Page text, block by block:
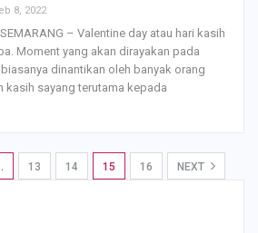
8, 2022
– Valentine day atau hari kasih
Moment yang akan dirayakan pada
dinantikan oleh banyak orang
kasih sayang terutama kepada
13 14 15 16 NEXT